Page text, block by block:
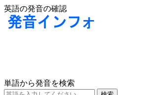
英語の発音の確認
単語から発音を検索